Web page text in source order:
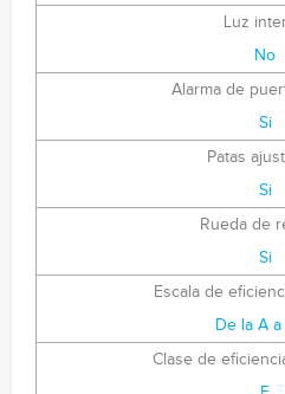
Luz
No
Alarma de
Si
Patas
Si
Rueda de
Si
Escala de
De la A
Clase de